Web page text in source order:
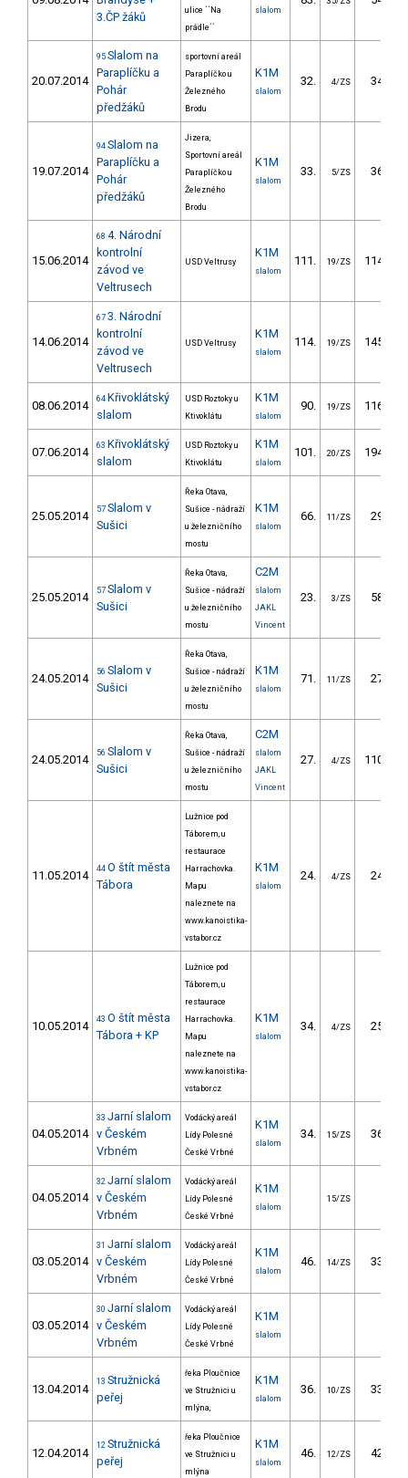
3.ČP žáků
ulice ´´Na
prádle´´
slalom
20.07.2014
95 Slalom na
Paraplíčku a
Pohár
předžáků
sportovní areál
Paraplíčko u
Železného
Brodu
K1M
slalom
32. 4/ZS 34.70
19.07.2014
94 Slalom na
Paraplíčku a
Pohár
předžáků
Jizera,
Sportovní areál
Paraplíčko u
Železného
Brodu
K1M
slalom
33. 5/ZS 36.60
15.06.2014
68 4. Národní
kontrolní
závod ve
Veltrusech
USD Veltrusy
K1M
slalom
111. 19/ZS 114.62
14.06.2014
67 3. Národní
kontrolní
závod ve
Veltrusech
USD Veltrusy
K1M
slalom
114. 19/ZS 145.74
08.06.2014 64 Křivoklátský
slalom
USD Roztoky u
Ktivoklátu
K1M
slalom
90. 19/ZS 116.78
07.06.2014 63 Křivoklátský
slalom
USD Roztoky u
Ktivoklátu
K1M
slalom
101. 20/ZS 194.60
25.05.2014 57 Slalom v
Sušici
Řeka Otava,
Sušice - nádraží
u železničního
mostu
K1M
slalom
66. 11/ZS 29.30
25.05.2014 57 Slalom v
Sušici
Řeka Otava,
Sušice - nádraží
u železničního
mostu
C2M
slalom
JAKL
Vincent
23. 3/ZS 58.09
24.05.2014 56 Slalom v
Sušici
Řeka Otava,
Sušice - nádraží
u železničního
mostu
K1M
slalom
71. 11/ZS 27.03
24.05.2014 56 Slalom v
Sušici
Řeka Otava,
Sušice - nádraží
u železničního
mostu
C2M
slalom
JAKL
Vincent
27. 4/ZS 110.18
11.05.2014 44 O štít města
Tábora
Lužnice pod
Táborem, u
restaurace
Harrachovka.
Mapu
naleznete na
www.kanoistika-
vstabor.cz
K1M
slalom
24. 4/ZS 24.15
10.05.2014 43 O štít města
Tábora + KP
Lužnice pod
Táborem, u
restaurace
Harrachovka.
Mapu
naleznete na
www.kanoistika-
vstabor.cz
K1M
slalom
34. 4/ZS 25.48
04.05.2014
33 Jarní slalom
v Českém
Vrbném
Vodácký areál
Lídy Polesné
České Vrbné
K1M
slalom
34. 15/ZS 36.63
04.05.2014
32 Jarní slalom
v Českém
Vrbném
Vodácký areál
Lídy Polesné
České Vrbné
K1M
slalom
15/ZS
03.05.2014
31 Jarní slalom
v Českém
Vrbném
Vodácký areál
Lídy Polesné
České Vrbné
K1M
slalom
46. 14/ZS 33.76
03.05.2014
30 Jarní slalom
v Českém
Vrbném
Vodácký areál
Lídy Polesné
České Vrbné
K1M
slalom
13.04.2014
13 Stružnická
peřej
řeka Ploučnice
ve Stružnici u
mlýna,
K1M
slalom
36. 10/ZS 33.30
12.04.2014
12 Stružnická
peřej
řeka Ploučnice
ve Stružnici u
mlýna
K1M
slalom
46. 12/ZS 42.70